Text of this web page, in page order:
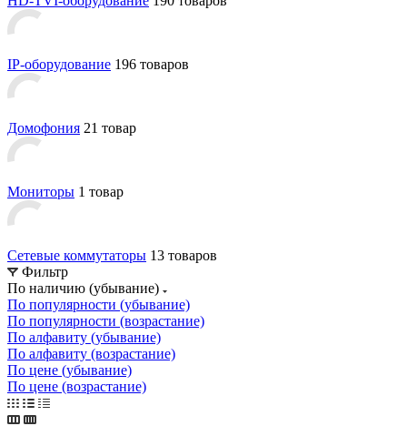
IP-оборудование 196 товаров
Домофония 21 товар
Мониторы 1 товар
Сетевые коммутаторы 13 товаров
Фильтр
По наличию (убывание)
По популярности (убывание)
По популярности (возрастание)
По алфавиту (убывание)
По алфавиту (возрастание)
По цене (убывание)
По цене (возрастание)